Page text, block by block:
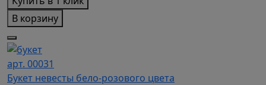
В корзину
арт. 00031
Букет невесты бело-розового цвета